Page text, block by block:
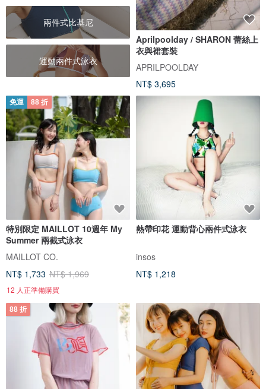
兩件式比基尼
運動兩件式泳衣
Aprilpoolday / SHARON 蕾絲上
衣與裙套裝
APRILPOOLDAY
NT$ 3,695
免運 88 折
特別限定 MAILLOT 10週年 My
Summer 兩截式泳衣
MAILLOT CO.
NT$ 1,733 NT$ 1,969
12 人正準備購買
熱帶印花 運動背心兩件式泳衣
insos
NT$ 1,218
88 折